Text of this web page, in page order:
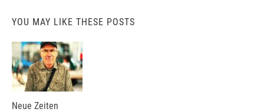
YOU MAY LIKE THESE POSTS
Neue Zeiten